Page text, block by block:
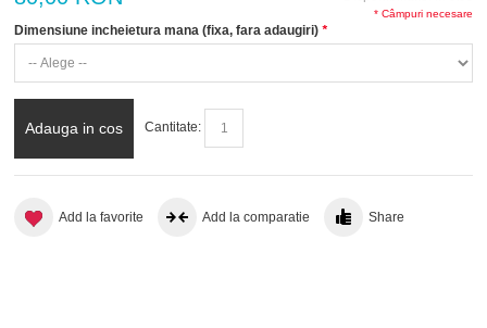
*
Dimensiune incheietura mana (fixa, fara adaugiri)
* Câmpuri necesare
Adauga in cos Cantitate:
Add la favorite Add la comparatie Share